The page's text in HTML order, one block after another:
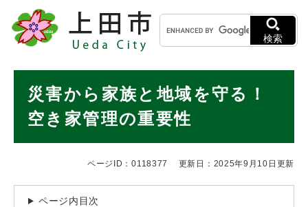
メニューを飛ばして本文へ
キ
ー
ワ
検
検索
災害から家族と地域を守る！
空き家管理の重要性
ページID：0118377 更新日：2025年9月10日更新
ページ内目次